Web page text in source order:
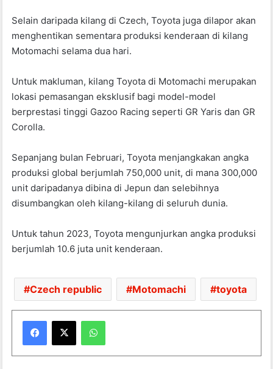
Selain daripada kilang di Czech, Toyota juga dilapor akan
menghentikan sementara produksi kenderaan di kilang
Motomachi selama dua hari.
Untuk makluman, kilang Toyota di Motomachi merupakan
lokasi pemasangan eksklusif bagi model-model
berprestasi tinggi Gazoo Racing seperti GR Yaris dan GR
Corolla.
Sepanjang bulan Februari, Toyota menjangkakan angka
produksi global berjumlah 750,000 unit, di mana 300,000
unit daripadanya dibina di Jepun dan selebihnya
disumbangkan oleh kilang-kilang di seluruh dunia.
Untuk tahun 2023, Toyota mengunjurkan angka produksi
berjumlah 10.6 juta unit kenderaan.
Czech republic Motomachi toyota
WhatsApp